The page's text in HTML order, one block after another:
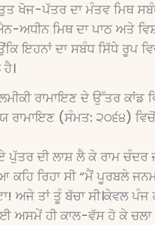
ਖੋਜ-ਪੱਤਰ ਦਾ ਮੰਤਵ ਮਿਥ
ਅਧੀਨ ਮਿਥ ਦਾ ਪਾਠ ਅਤੇ
ਇਹਨਾਂ ਦਾ ਸਬੰਧ ਸਿੱਧੇ ਰੂਪ
ਰਾਮਾਇਣ ਦੇ ਉੱਤਰ ਕਾਂਡ
ਰਾਮਾਇਣ (ਸੰਮਤ: ੨੦੬੪)
ਦੀ ਲਾਸ਼ ਲੈ ਕੇ ਰਾਮ
ਰਿਹਾ ਸੀ “ਮੈਂ ਪੂਰਬਲੇ ਜਨਮ
ਅਜੇ ਤਾਂ ਤੂੰ ਬੱਚਾ ਸੀ।ਕੇਵਲ ਪੰਜ
ਅਸਮੇਂ ਹੀ ਕਾਲ-ਵੱਸ ਹੋ ਕੇ